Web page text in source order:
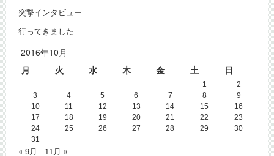
突撃インタビュー
行ってきました
2016年10月
月
火 水 木 金 土 日
1
2
3
4 5 6 7 8
9
10
11 12 13 14 15
16
17
18 19 20 21 22
23
24
25 26 27 28 29
30
31
« 9月 11月 »